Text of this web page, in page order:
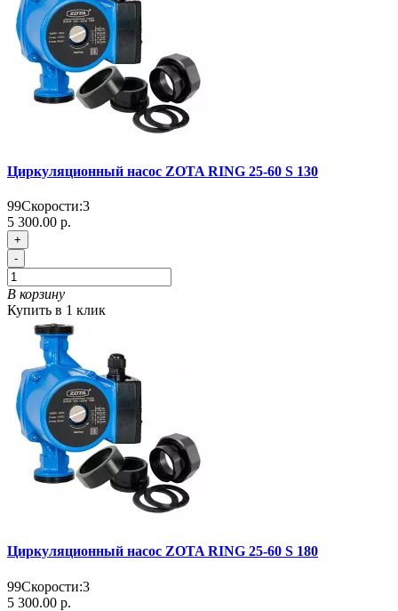
Циркуляционный насос ZOTA RING 25-60 S 130
99Скорости:3
5 300.00 р.
+
-
В корзину
Купить в 1 клик
Циркуляционный насос ZOTA RING 25-60 S 180
99Скорости:3
5 300.00 р.